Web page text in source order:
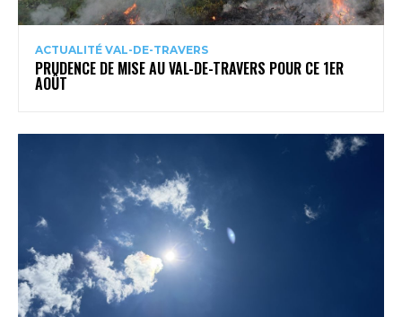
ACTUALITÉ VAL-DE-TRAVERS
PRUDENCE DE MISE AU VAL-DE-TRAVERS POUR CE 1ER
AOÛT